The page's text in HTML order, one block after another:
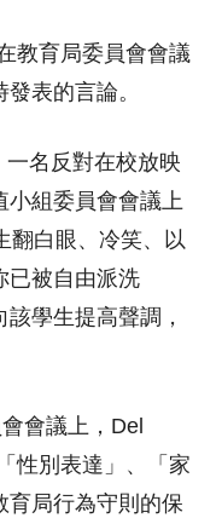
教育局委員會會議
表的言論。
名反對在校放映
小組委員會會議上
翻白眼、冷笑、以
已被自由派洗
學生提高聲調，
會議上，Del
性別表達」、「家
育局行為守則的保